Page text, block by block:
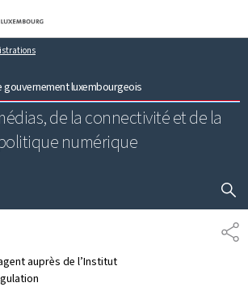
au menu principal
Aller au contenu
gouvernement luxembourgeois
de la connectivité et de la
numérique
auprès de l’Institut